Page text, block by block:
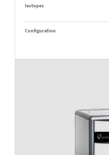
Isotopes
Configuration